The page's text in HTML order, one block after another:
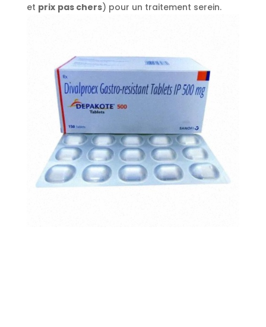
et prix pas chers) pour un traitement serein.